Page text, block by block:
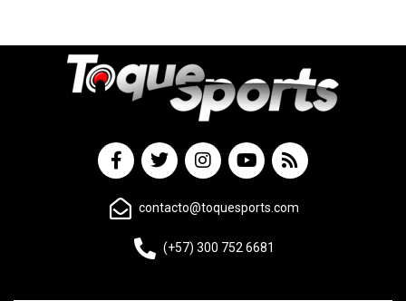
contacto@toquesports.com
(+57) 300 752 6681